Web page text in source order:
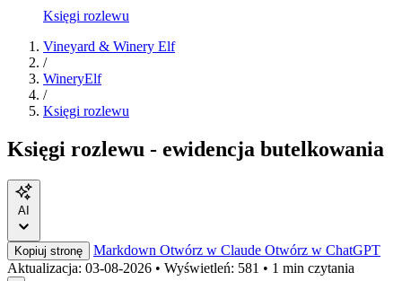
Księgi rozlewu
Vineyard & Winery Elf
/
WineryElf
/
Księgi rozlewu
Księgi rozlewu - ewidencja butelkowania
AI
Kopiuj stronę Markdown Otwórz w Claude Otwórz w ChatGPT
Aktualizacja: 03-08-2026 • Wyświetleń: 581 • 1 min czytania